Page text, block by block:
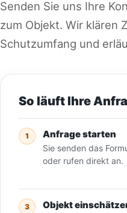
Senden Sie uns Ihre
zum Objekt. Wir klären
Schutzumfang und
So läuft Ihre
1 Anfrage starten
Sie senden das
oder rufen direkt an.
3 Objekt